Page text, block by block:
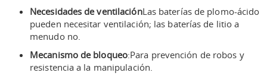
Necesidades de ventilaciónLas baterías de plomo-ácido
pueden necesitar ventilación; las baterías de litio a
menudo no.
Mecanismo de bloqueo:Para prevención de robos y
resistencia a la manipulación.